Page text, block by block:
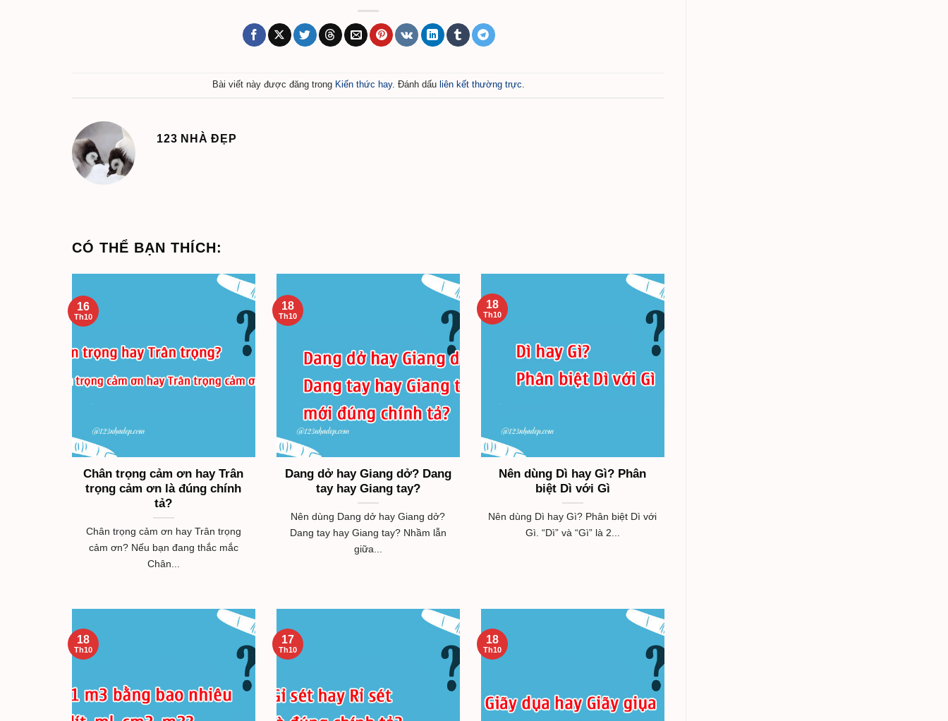
Bài viết này được đăng trong Kiến thức hay. Đánh dấu liên kết thường trực.
123 NHÀ ĐẸP
CÓ THỂ BẠN THÍCH:
Chân trọng cảm ơn hay Trân
trọng cảm ơn là đúng chính
tả?
Chân trọng cảm ơn hay Trân trọng
cảm ơn? Nếu bạn đang thắc mắc
Chân...
16
Th10
Dang dở hay Giang dở? Dang
tay hay Giang tay?
Nên dùng Dang dở hay Giang dở?
Dang tay hay Giang tay? Nhầm lẫn
giữa...
18
Th10
Nên dùng Dì hay Gì? Phân
biệt Dì với Gì
Nên dùng Dì hay Gì? Phân biệt Dì với
Gì. “Dì” và “Gì” là 2...
18
Th10
18
Th10
17
Th10
18
Th10